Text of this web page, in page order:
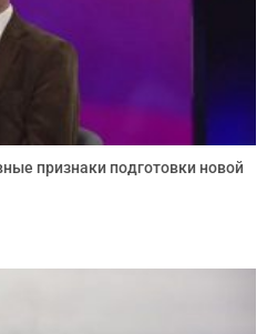
признаки подготовки новой